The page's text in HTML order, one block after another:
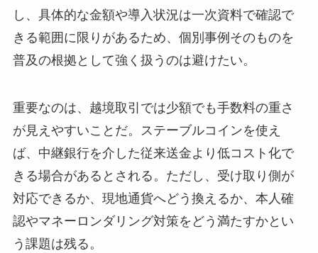
し、具体的な金額や導入状況は一次資料で確認で
きる範囲に限りがあるため、個別事例そのものを
普及の根拠として強く扱うのは避けたい。
重要なのは、越境取引では少額でも手数料の重さ
が見えやすいことだ。ステーブルコインを使え
ば、中継銀行を介した従来送金より低コスト化で
きる場合があるとされる。ただし、受け取り側が
対応できるか、現地通貨へどう換えるか、本人確
認やマネーロンダリング対策をどう満たすかとい
う課題は残る。